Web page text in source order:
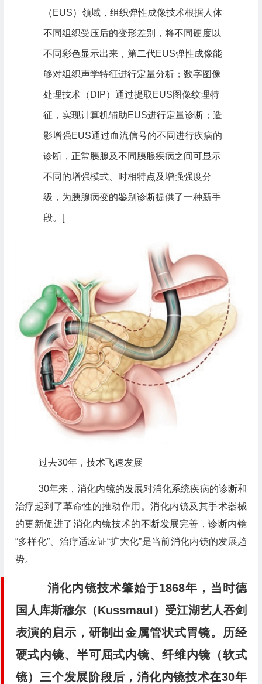
（EUS）领域，组织弹性成像技术根据人体
不同组织受压后的变形差别，将不同硬度以
不同彩色显示出来，第二代EUS弹性成像能
够对组织声学特征进行定量分析；数字图像
处理技术（DIP）通过提取EUS图像纹理特
征，实现计算机辅助EUS进行定量诊断；造
影增强EUS通过血流信号的不同进行疾病的
诊断，正常胰腺及不同胰腺疾病之间可显示
不同的增强模式、时相特点及增强强度分
级，为胰腺病变的鉴别诊断提供了一种新手
段。[
过去30年，技术飞速发展
30年来，消化内镜的发展对消化系统疾病的诊断和
治疗起到了革命性的推动作用。消化内镜及其手术器械
的更新促进了消化内镜技术的不断发展完善，诊断内镜
“多样化”、治疗适应证“扩大化”是当前消化内镜的发展趋
势。
消化内镜技术肇始于1868年，当时德
国人库斯穆尔（Kussmaul）受江湖艺人吞剑
表演的启示，研制出金属管状式胃镜。历经
硬式内镜、半可屈式内镜、纤维内镜（软式
镜）三个发展阶段后，消化内镜技术在30年